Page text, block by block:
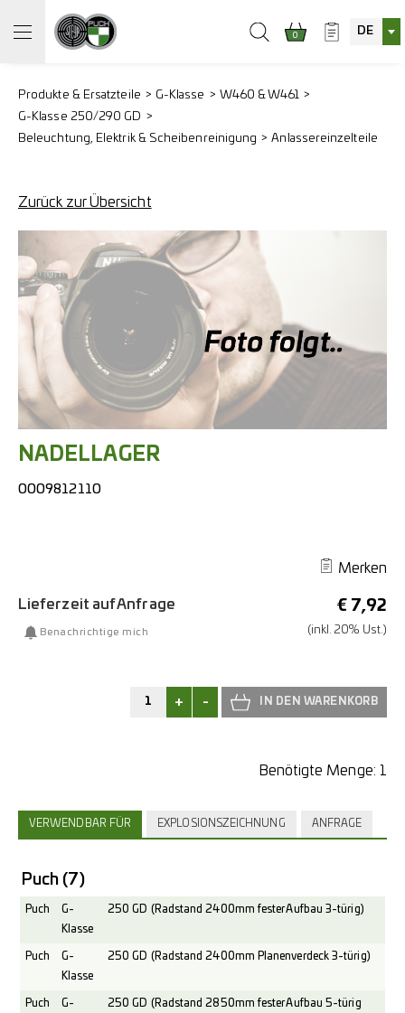
0 DE
Produkte & Ersatzteile G-Klasse
W460 & W461
G-Klasse 250/290 GD
Beleuchtung, Elektrik & Scheibenreinigung
Anlassereinzelteile
Zurück zur Übersicht
NADELLAGER
0009812110
Merken
€ 7,92
(inkl. 20% Ust.)
Lieferzeit auf Anfrage
Benachrichtige mich
+ -
Benötigte Menge: 1
VERWENDBAR FÜR EXPLOSIONSZEICHNUNG ANFRAGE
Puch (7)
Puch
G-
Klasse
250 GD (Radstand 2400mm fester Aufbau 3-türig)
Puch
G-
Klasse
250 GD (Radstand 2400mm Planenverdeck 3-türig)
Puch
G-
250 GD (Radstand 2850mm fester Aufbau 5-türig